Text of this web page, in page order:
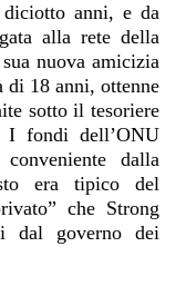
diciotto anni, e da
alla rete della
nuova amicizia
di 18 anni, ottenne
sotto il tesoriere
I fondi dell’ONU
dalla
era tipico del
che Strong
dal governo dei